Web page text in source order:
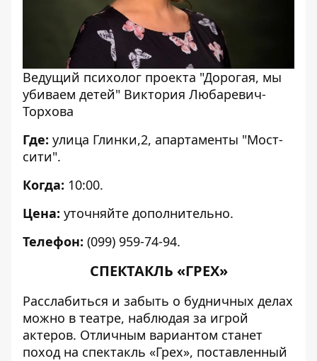
Ведущий психолог проекта "Дорогая, мы
убиваем детей" Виктория Любаревич-
Торхова
Где: улица Глинки,2, апартаменты "Мост-
сити".
Когда: 10:00.
Цена: уточняйте дополнительно.
Телефон: (099) 959-74-94.
СПЕКТАКЛЬ «ГРЕХ»
Расслабиться и забыть о будничных делах
можно в театре, наблюдая за игрой
актеров. Отличным вариантом станет
поход на спектакль «Грех», поставленный